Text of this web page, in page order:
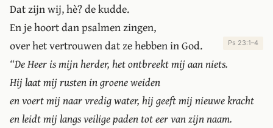
Dat zijn wij, hè? de kudde.
En je hoort dan psalmen zingen,
over het vertrouwen dat ze hebben in God.
Ps 23:1–4
“De Heer is mijn herder, het ontbreekt mij aan niets.
Hij laat mij rusten in groene weiden
en voert mij naar vredig water, hij geeft mij nieuwe kracht
en leidt mij langs veilige paden tot eer van zijn naam.